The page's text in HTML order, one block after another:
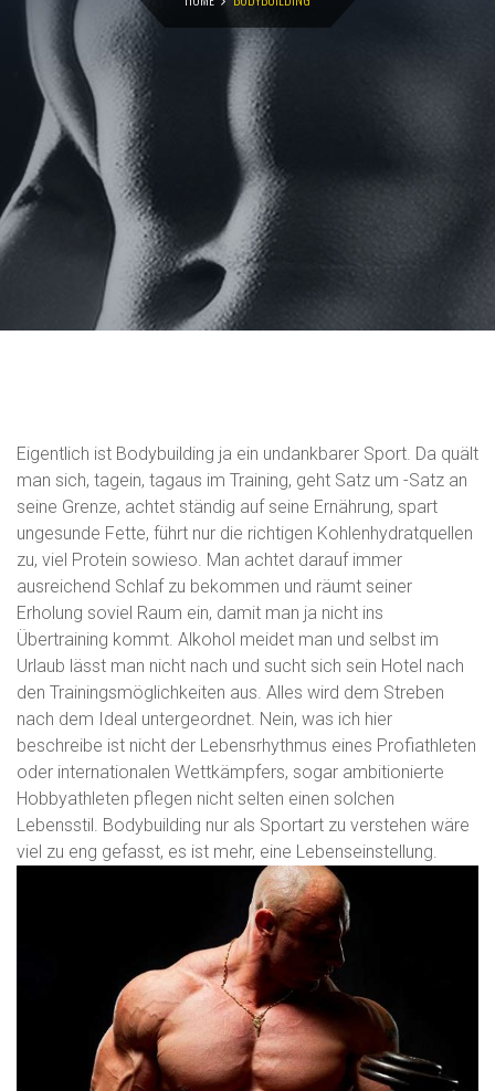
Eigentlich ist Bodybuilding ja ein undankbarer Sport. Da quält
man sich, tagein, tagaus im Training, geht Satz um -Satz an
seine Grenze, achtet ständig auf seine Ernährung, spart
ungesunde Fette, führt nur die richtigen Kohlenhydratquellen
zu, viel Protein sowieso. Man achtet darauf immer
ausreichend Schlaf zu bekommen und räumt seiner
Erholung soviel Raum ein, damit man ja nicht ins
Übertraining kommt. Alkohol meidet man und selbst im
Urlaub lässt man nicht nach und sucht sich sein Hotel nach
den Trainingsmöglichkeiten aus. Alles wird dem Streben
nach dem Ideal untergeordnet. Nein, was ich hier
beschreibe ist nicht der Lebensrhythmus eines Profiathleten
oder internationalen Wettkämpfers, sogar ambitionierte
Hobbyathleten pflegen nicht selten einen solchen
Lebensstil. Bodybuilding nur als Sportart zu verstehen wäre
viel zu eng gefasst, es ist mehr, eine Lebenseinstellung.